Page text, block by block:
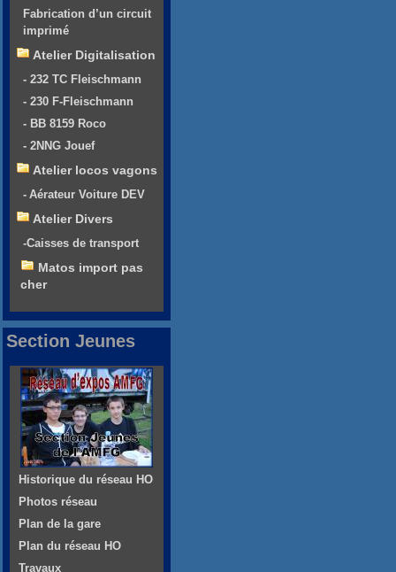
Fabrication d’un circuit
imprimé
Atelier Digitalisation
- 232 TC Fleischmann
- 230 F-Fleischmann
- BB 8159 Roco
- 2NNG Jouef
Atelier locos vagons
- Aérateur Voiture DEV
Atelier Divers
-Caisses de transport
Matos import pas
cher
Section Jeunes
Historique du réseau HO
Photos réseau
Plan de la gare
Plan du réseau HO
Travaux